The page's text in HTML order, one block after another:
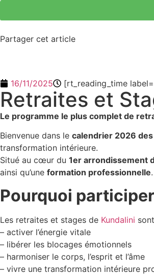
Partager cet article
16/11/2025 [rt_reading_time
Retraites et
Le programme le plus complet de
Bienvenue dans le calendrier 2026
transformation intérieure.
Situé au cœur du 1er arrondissement
ainsi qu’une formation professionnelle.
Pourquoi
Les retraites et stages de Kundalini
– activer l’énergie vitale
– libérer les blocages émotionnels
– harmoniser le corps, l’esprit et l’âme
– vivre une transformation intérieure